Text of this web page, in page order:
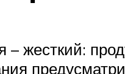
жесткий: